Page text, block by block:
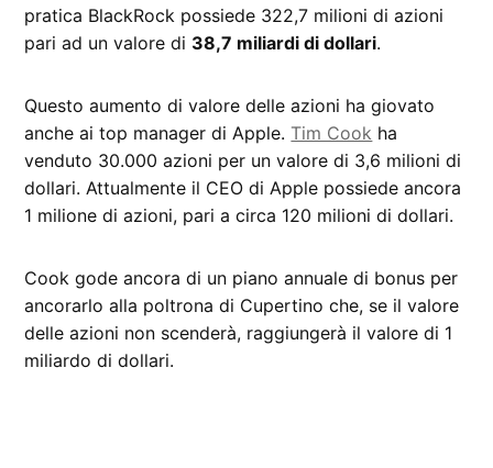
pratica BlackRock possiede 322,7 milioni di azioni
pari ad un valore di 38,7 miliardi di dollari.
Questo aumento di valore delle azioni ha giovato
anche ai top manager di Apple. Tim Cook ha
venduto 30.000 azioni per un valore di 3,6 milioni di
dollari. Attualmente il CEO di Apple possiede ancora
1 milione di azioni, pari a circa 120 milioni di dollari.
Cook gode ancora di un piano annuale di bonus per
ancorarlo alla poltrona di Cupertino che, se il valore
delle azioni non scenderà, raggiungerà il valore di 1
miliardo di dollari.